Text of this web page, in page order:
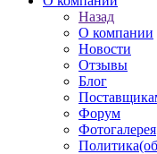
Назад
О компании
Новости
Отзывы
Блог
Форум
Фотогалерея